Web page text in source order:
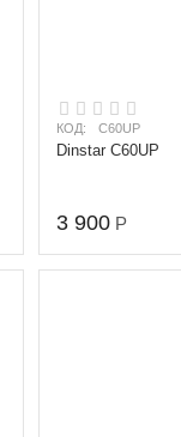
КОД: C60UP
Dinstar C60UP
3 900 Р